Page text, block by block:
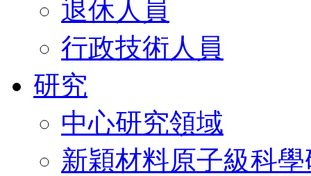
退休人員
行政技術人員
研究
中心研究領域
新穎材料原子級科